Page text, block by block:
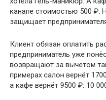
канапе стоимостью 500 ₽.
защищает
Клиент обязан оплатить
предприниматель уже
возвращают за вычетом
примерах салон вернёт
а кафе вернёт 9500 ₽: 10